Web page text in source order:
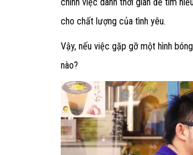
cho chất lượng của tình yêu.
Vậy, nếu việc gặp gỡ một hình
nào?